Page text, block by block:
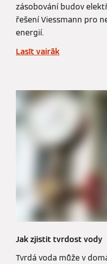
zásobování budov
řešení Viessmann pro
energií.
Lasīt vairāk
Jak zjistit tvrdost vody
Tvrdá voda může v